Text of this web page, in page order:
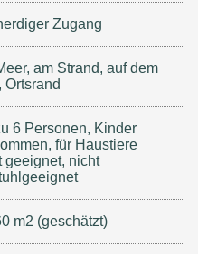
Zugang
am Strand, auf dem
Ortsrand
6 Personen, Kinder
für Haustiere
geeignet, nicht
m2 (geschätzt)